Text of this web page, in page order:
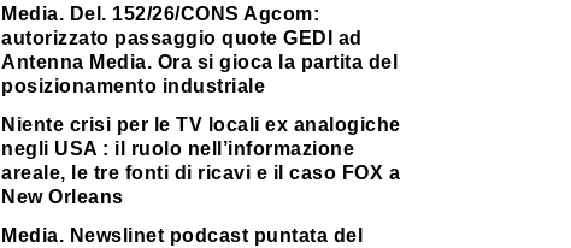
Media. Del. 152/26/CONS Agcom:
autorizzato passaggio quote GEDI ad
Antenna Media. Ora si gioca la partita del
posizionamento industriale
Niente crisi per le TV locali ex analogiche
negli USA : il ruolo nell’informazione
areale, le tre fonti di ricavi e il caso FOX a
New Orleans
Media. Newslinet podcast puntata del